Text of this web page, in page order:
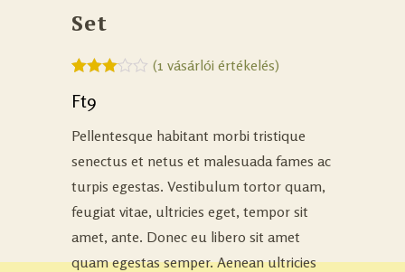
Set
3.00
5-ből,
értékelés
alapján
(1 vásárlói értékelés)
Ft9
Pellentesque habitant morbi tristique
senectus et netus et malesuada fames ac
turpis egestas. Vestibulum tortor quam,
feugiat vitae, ultricies eget, tempor sit
amet, ante. Donec eu libero sit amet
quam egestas semper. Aenean ultricies